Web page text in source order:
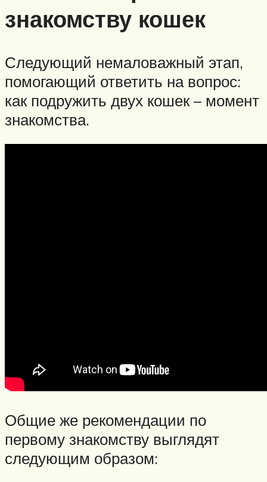
знакомству кошек
Следующий немаловажный этап,
помогающий ответить на вопрос:
как подружить двух кошек – момент
знакомства.
Общие же рекомендации по
первому знакомству выглядят
следующим образом: